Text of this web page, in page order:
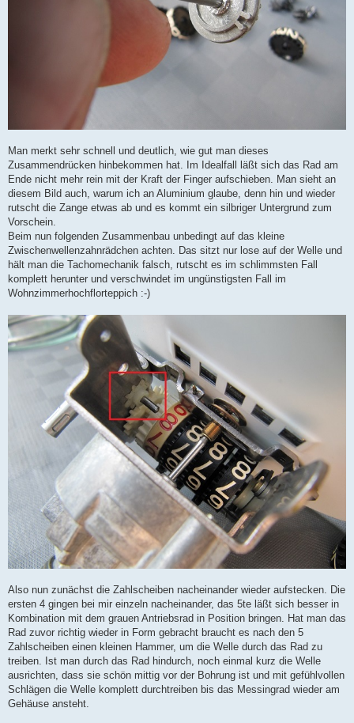
Man merkt sehr schnell und deutlich, wie gut man dieses
Zusammendrücken hinbekommen hat. Im Idealfall läßt sich das Rad am
Ende nicht mehr rein mit der Kraft der Finger aufschieben. Man sieht an
diesem Bild auch, warum ich an Aluminium glaube, denn hin und wieder
rutscht die Zange etwas ab und es kommt ein silbriger Untergrund zum
Vorschein.
Beim nun folgenden Zusammenbau unbedingt auf das kleine
Zwischenwellenzahnrädchen achten. Das sitzt nur lose auf der Welle und
hält man die Tachomechanik falsch, rutscht es im schlimmsten Fall
komplett herunter und verschwindet im ungünstigsten Fall im
Wohnzimmerhochflorteppich :-)
Also nun zunächst die Zahlscheiben nacheinander wieder aufstecken. Die
ersten 4 gingen bei mir einzeln nacheinander, das 5te läßt sich besser in
Kombination mit dem grauen Antriebsrad in Position bringen. Hat man das
Rad zuvor richtig wieder in Form gebracht braucht es nach den 5
Zahlscheiben einen kleinen Hammer, um die Welle durch das Rad zu
treiben. Ist man durch das Rad hindurch, noch einmal kurz die Welle
ausrichten, dass sie schön mittig vor der Bohrung ist und mit gefühlvollen
Schlägen die Welle komplett durchtreiben bis das Messingrad wieder am
Gehäuse ansteht.